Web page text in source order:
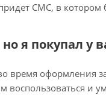
СМС, в котором
я покупал у
время оформления
и